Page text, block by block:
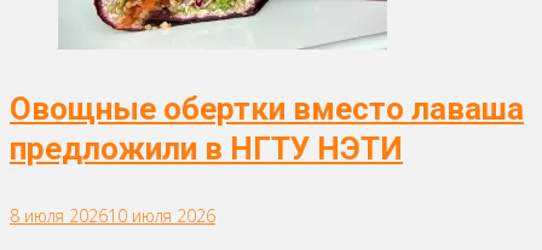
Овощные обертки вместо лаваша
предложили в НГТУ НЭТИ
8 июля 202610 июля 2026